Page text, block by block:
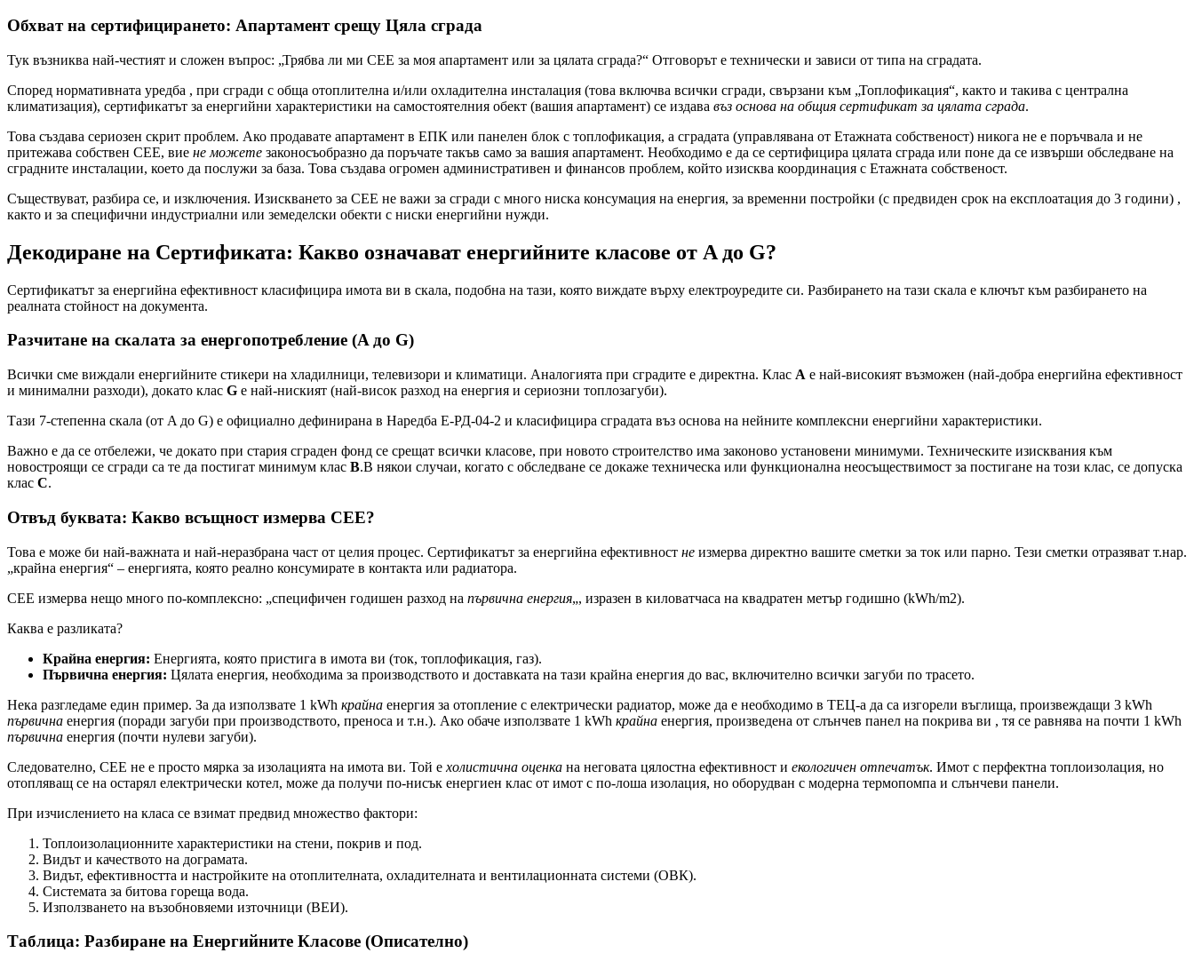
Обхват на сертифицирането: Апартамент срещу Цяла сграда
Тук възниква най-честият и сложен въпрос: „Трябва ли ми СЕЕ за моя апартамент или за цялата сграда?“ Отговорът е технически и зависи от типа на сградата.
Според нормативната уредба , при сгради с обща отоплителна и/или охладителна инсталация (това включва всички сгради, свързани към „Топлофикация“, както и такива с централна
климатизация), сертификатът за енергийни характеристики на самостоятелния обект (вашия апартамент) се издава въз основа на общия сертификат за цялата сграда.
Това създава сериозен скрит проблем. Ако продавате апартамент в ЕПК или панелен блок с топлофикация, а сградата (управлявана от Етажната собственост) никога не е поръчвала и не
притежава собствен СЕЕ, вие не можете законосъобразно да поръчате такъв само за вашия апартамент. Необходимо е да се сертифицира цялата сграда или поне да се извърши обследване на
сградните инсталации, което да послужи за база. Това създава огромен административен и финансов проблем, който изисква координация с Етажната собственост.
Съществуват, разбира се, и изключения. Изискването за СЕЕ не важи за сгради с много ниска консумация на енергия, за временни постройки (с предвиден срок на експлоатация до 3 години) ,
както и за специфични индустриални или земеделски обекти с ниски енергийни нужди.
Декодиране на Сертификата: Какво означават енергийните класове от A до G?
Сертификатът за енергийна ефективност класифицира имота ви в скала, подобна на тази, която виждате върху електроуредите си. Разбирането на тази скала е ключът към разбирането на
реалната стойност на документа.
Разчитане на скалата за енергопотребление (A до G)
Всички сме виждали енергийните стикери на хладилници, телевизори и климатици. Аналогията при сградите е директна. Клас A е най-високият възможен (най-добра енергийна ефективност
и минимални разходи), докато клас G е най-ниският (най-висок разход на енергия и сериозни топлозагуби).
Тази 7-степенна скала (от A до G) е официално дефинирана в Наредба Е-РД-04-2 и класифицира сградата въз основа на нейните комплексни енергийни характеристики.
Важно е да се отбележи, че докато при стария сграден фонд се срещат всички класове, при новото строителство има законово установени минимуми. Техническите изисквания към
новостроящи се сгради са те да постигат минимум клас B.В някои случаи, когато с обследване се докаже техническа или функционална неосъществимост за постигане на този клас, се допуска
клас C.
Отвъд буквата: Какво всъщност измерва СЕЕ?
Това е може би най-важната и най-неразбрана част от целия процес. Сертификатът за енергийна ефективност не измерва директно вашите сметки за ток или парно. Тези сметки отразяват т.нар.
„крайна енергия“ – енергията, която реално консумирате в контакта или радиатора.
СЕЕ измерва нещо много по-комплексно: „специфичен годишен разход на първична енергия„, изразен в киловатчаса на квадратен метър годишно (kWh/m2).
Каква е разликата?
Крайна енергия: Енергията, която пристига в имота ви (ток, топлофикация, газ).
Първична енергия: Цялата енергия, необходима за производството и доставката на тази крайна енергия до вас, включително всички загуби по трасето.
Нека разгледаме един пример. За да използвате 1 kWh крайна енергия за отопление с електрически радиатор, може да е необходимо в ТЕЦ-а да са изгорели въглища, произвеждащи 3 kWh
първична енергия (поради загуби при производството, преноса и т.н.). Ако обаче използвате 1 kWh крайна енергия, произведена от слънчев панел на покрива ви , тя се равнява на почти 1 kWh
първична енергия (почти нулеви загуби).
Следователно, СЕЕ не е просто мярка за изолацията на имота ви. Той е холистична оценка на неговата цялостна ефективност и екологичен отпечатък. Имот с перфектна топлоизолация, но
отопляващ се на остарял електрически котел, може да получи по-нисък енергиен клас от имот с по-лоша изолация, но оборудван с модерна термопомпа и слънчеви панели.
При изчислението на класа се взимат предвид множество фактори:
Топлоизолационните характеристики на стени, покрив и под.
Видът и качеството на дограмата.
Видът, ефективността и настройките на отоплителната, охладителната и вентилационната системи (ОВК).
Системата за битова гореща вода.
Използването на възобновяеми източници (ВЕИ).
Таблица: Разбиране на Енергийните Класове (Описателно)